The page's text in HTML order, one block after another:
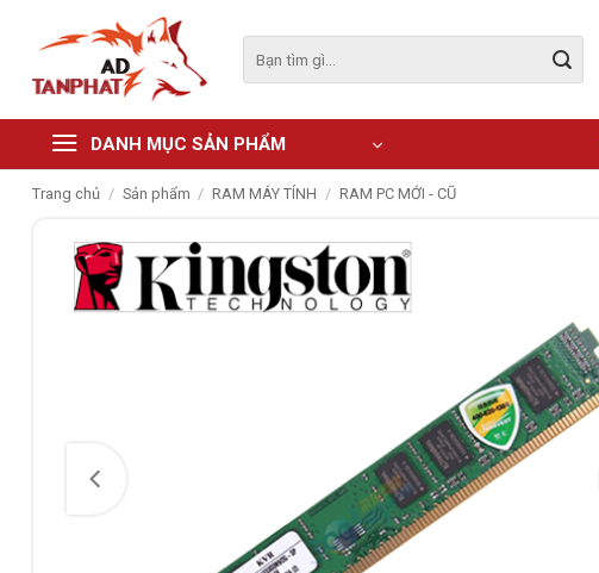
content
kiếm:
DANH MỤC SẢN PHẨM
Trang chủ / Sản phẩm / RAM MÁY TÍNH / RAM PC MỚI - CŨ